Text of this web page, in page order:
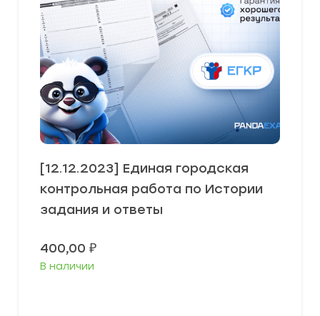
[12.12.2023] Единая городская
контрольная работа по Истории
задания и ответы
400,00 ₽
В наличии